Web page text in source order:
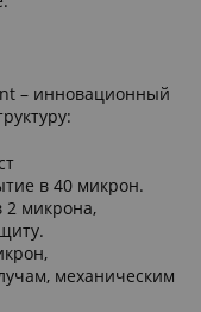
– инновационный
в 40 микрон.
2 микрона,
механическим